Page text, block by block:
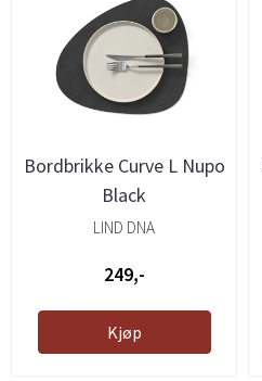
Bordbrikke Curve L Nupo
Black
LIND DNA
249,-
Kjøp